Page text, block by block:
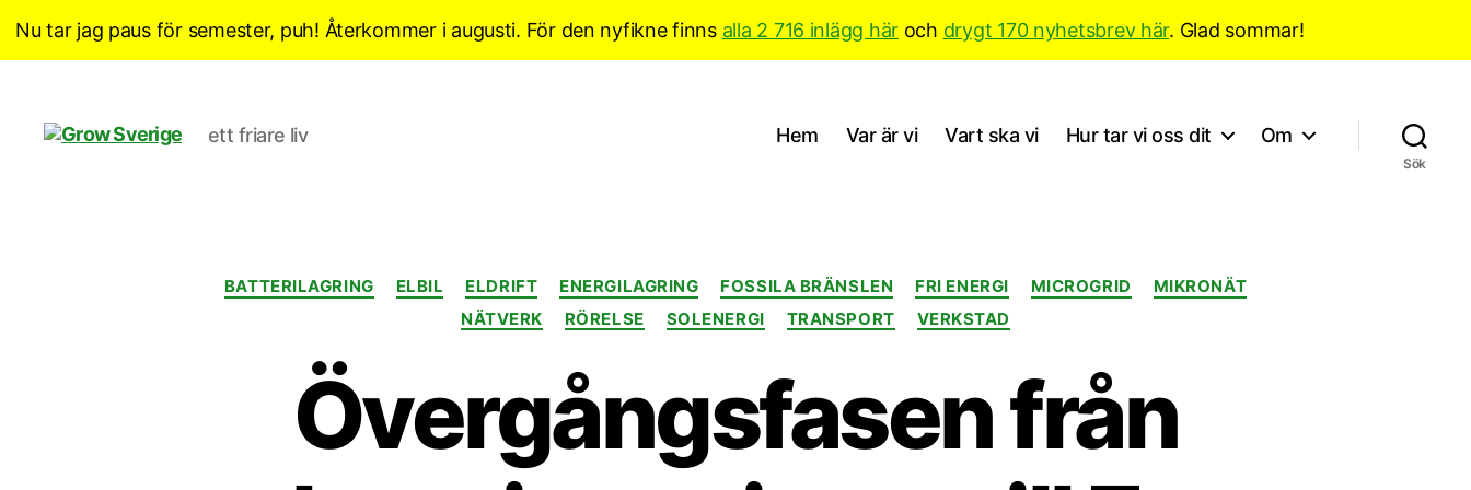
Nu tar jag paus för semester, puh! Återkommer i augusti. För den nyfikne finns alla 2 716 inlägg här och drygt 170 nyhetsbrev här. Glad sommar!
ett friare liv Hem Var är vi Vart ska vi Hur tar vi oss dit Om
Sök
Kategorier
BATTERILAGRING ELBIL ELDRIFT ENERGILAGRING FOSSILA BRÄNSLEN FRI ENERGI MICROGRID
MIKRONÄT
NÄTVERK
RÖRELSE SOLENERGI TRANSPORT VERKSTAD
Övergångsfasen från